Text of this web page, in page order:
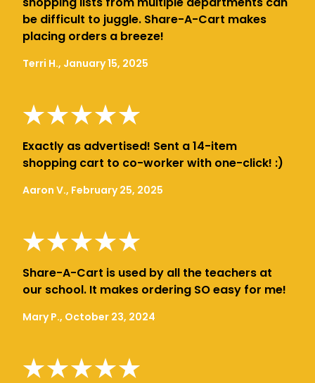
be difficult to juggle. Share-A-Cart makes
placing orders a breeze!
Terri H., January 15, 2025
Exactly as advertised! Sent a 14-item
shopping cart to co-worker with one-click! :)
Aaron V., February 25, 2025
Share-A-Cart is used by all the teachers at
our school. It makes ordering SO easy for me!
Mary P., October 23, 2024